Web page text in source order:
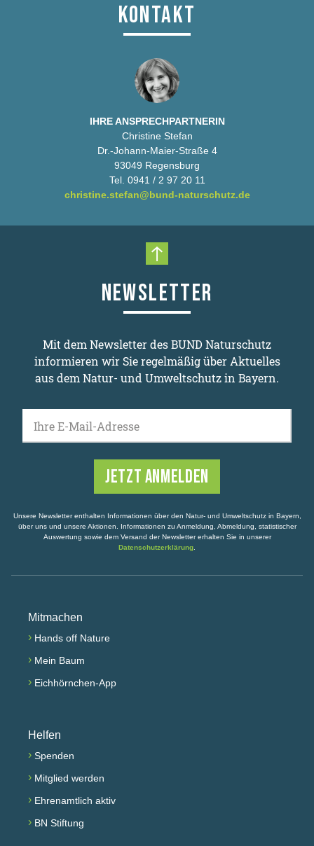
KONTAKT
IHRE ANSPRECHPARTNERIN
Christine Stefan
Dr.-Johann-Maier-Straße 4
93049 Regensburg
Tel. 0941 / 2 97 20 11
christine.stefan@bund-naturschutz.de
Nach oben scrollen
NEWSLETTER
Mit dem Newsletter des BUND Naturschutz
informieren wir Sie regelmäßig über Aktuelles
aus dem Natur- und Umweltschutz in Bayern.
Ihre E-Mail-Adresse
Unsere Newsletter enthalten Informationen über den Natur- und Umweltschutz in Bayern,
über uns und unsere Aktionen. Informationen zu Anmeldung, Abmeldung, statistischer
Auswertung sowie dem Versand der Newsletter erhalten Sie in unserer
Datenschutzerklärung.
Mitmachen
› Hands off Nature
› Mein Baum
› Eichhörnchen-App
Helfen
› Spenden
› Mitglied werden
› Ehrenamtlich aktiv
› BN Stiftung